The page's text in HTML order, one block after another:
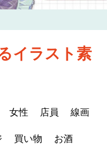
イラスト素
女性 店員 線画
買い物 お酒